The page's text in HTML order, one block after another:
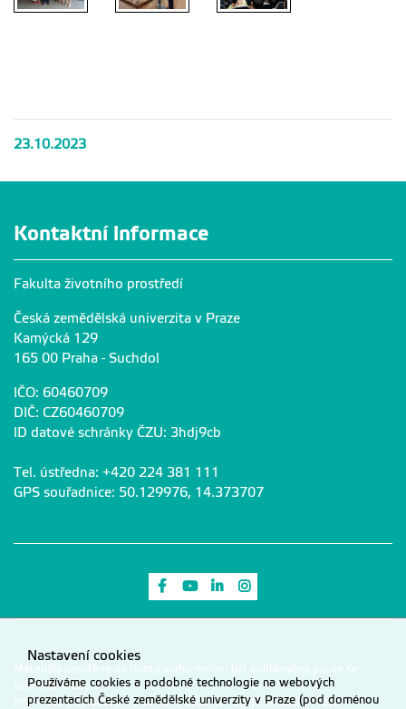
23.10.2023
Kontaktní informace
Fakulta životního prostředí
Česká zemědělská univerzita v Praze
Kamýcká 129
165 00 Praha - Suchdol
IČO: 60460709
DIČ: CZ60460709
ID datové schránky ČZU: 3hdj9cb
Tel. ústředna: +420 224 381 111
GPS souřadnice: 50.129976, 14.373707
Odkaz na Facebook
Odkaz na Youtube
Odkaz na LinkedIn
Materiály umístěné na tomto webu mohou být publikovány pouze se
souhlasem ČZU.
Informace o zpracování a ochraně osobních údajů na ČZU v Praze.
Nastavení cookies
Používáme cookies a podobné technologie na webových
prezentacích České zemědělské univerzity v Praze (pod doménou